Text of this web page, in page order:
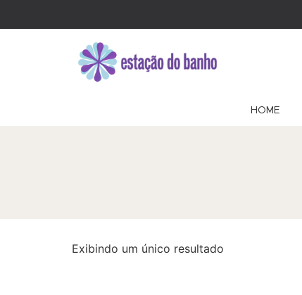
HOME
Exibindo um único resultado